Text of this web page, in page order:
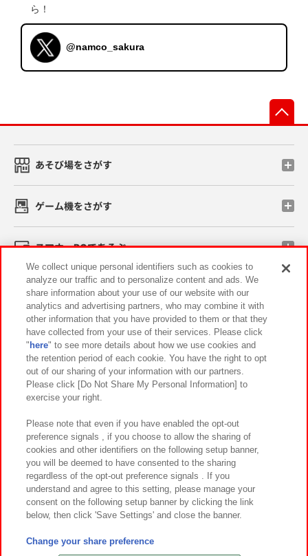
ら！
@namco_sakura
あそび場をさがす
ゲーム機をさがす
スマホ・PCであそぶ
イベント・キャンペーン
関連会社 サステナビリティ サイトポリシー
プライバシーポリシー ウェブアクセシビリティ方針と検証結果
お取引先さまとともに
カスタマーハラスメント対応方針 よくあるご質問・お問い合わせ
©Bandai Namco Amusement Inc.
©Bandai Namco Amusement Lab Inc.
We collect unique personal identifiers such as cookies to
analyze our traffic and to personalize content and ads. We
share information about your use of our website with our
analytics and advertising partners, who may combine it with
other information that you have provided to them or that they
have collected from your use of their services. Please click
" here" to see more details about how we use cookies and
the retention period of each cookie. You have the right to opt
out of our sharing of your information with our partners.
Please click [Do Not Share My Personal Information] to
exercise your right.
Please note that even if you have enabled the opt-out
preference signals , if you choose to allow the sharing of
cookies and other identifiers on the following setup banner,
you will be deemed to have consented to the sharing
regardless of the opt-out preference signals . If you
understand and agree to this setting, please manage your
consent on the following setup banner by clicking the link
below, then click 'Save Settings' and close the banner.
Change your share preference